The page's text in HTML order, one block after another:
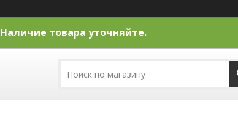
Наличие товара уточняйте.